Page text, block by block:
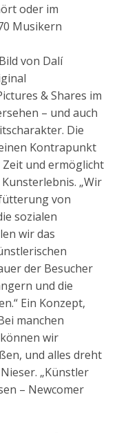
oder im
Musikern
von Dalí
& Shares im
– und auch
Die
Kontrapunkt
und ermöglicht
„Wir
von
sozialen
wir das
der Besucher
und die
Ein Konzept,
manchen
wir
und alles dreht
„Künstler
– Newcomer